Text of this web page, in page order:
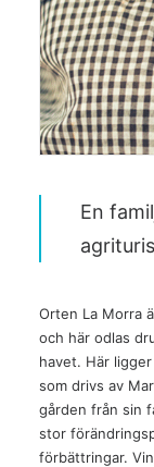
En
Orten La Morra
och här odlas
havet. Här
som drivs av
gården från sin
stor
förbättringar.